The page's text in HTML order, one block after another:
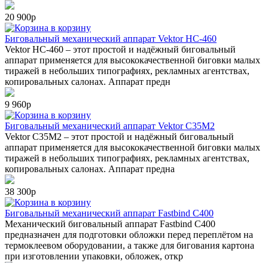
20 900р
в корзину
Биговальный механический аппарат Vektor НС-460
Vektor НС-460 – этот простой и надёжный биговальный
аппарат применяется для высококачественной биговки малых
тиражей в небольших типографиях, рекламных агентствах,
копировальных салонах. Аппарат предн
9 960р
в корзину
Биговальный механический аппарат Vektor C35M2
Vektor C35M2 – этот простой и надёжный биговальный
аппарат применяется для высококачественной биговки малых
тиражей в небольших типографиях, рекламных агентствах,
копировальных салонах. Аппарат предна
38 300р
в корзину
Биговальный механический аппарат Fastbind C400
Механический биговальный аппарат Fastbind C400
предназначен для подготовки обложки перед переплётом на
термоклеевом оборудовании, а также для бигования картона
при изготовлении упаковки, обложек, откр